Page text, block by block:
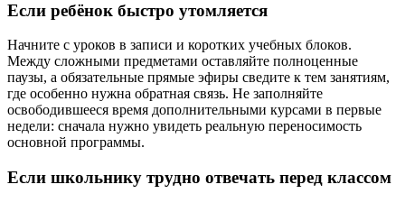
Если ребёнок быстро утомляется
Начните с уроков в записи и коротких учебных блоков.
Между сложными предметами оставляйте полноценные
паузы, а обязательные прямые эфиры сведите к тем занятиям,
где особенно нужна обратная связь. Не заполняйте
освободившееся время дополнительными курсами в первые
недели: сначала нужно увидеть реальную переносимость
основной программы.
Если школьнику трудно отвечать перед классом